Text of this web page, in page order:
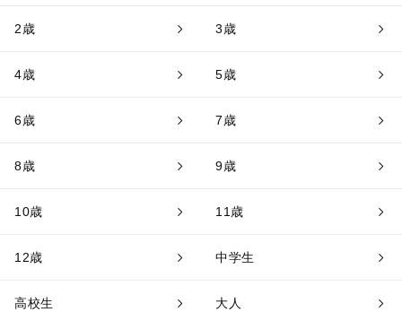
2歳 3歳
4歳 5歳
6歳 7歳
8歳 9歳
10歳 11歳
12歳 中学生
高校生 大人